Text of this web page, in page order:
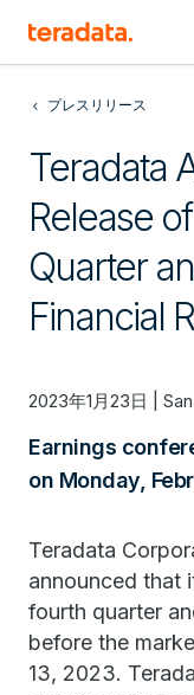
プレスリリース
Teradata
Release
Quarter
Financial
2023年1月23日 |
Earnings
on Monday,
Teradata
announced that
fourth quarter
before the
13, 2023.